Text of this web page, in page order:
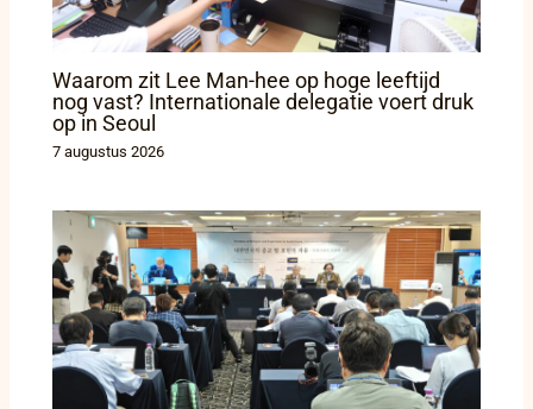
Waarom zit Lee Man-hee op hoge leeftijd
nog vast? Internationale delegatie voert druk
op in Seoul
7 augustus 2026